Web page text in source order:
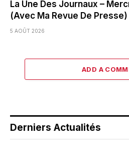
La Une Des Journaux –
(Avec Ma Revue De Presse)
5 AOÛT 2026
ADD A
Derniers Actualités